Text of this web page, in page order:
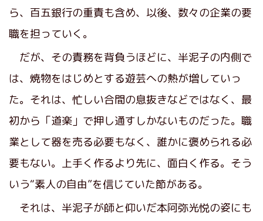
ら、百五銀行の重責も含め、以後、数々の企業の要
職を担っていく。
だが、その責務を背負うほどに、半泥子の内側で
は、焼物をはじめとする遊芸への熱が増していっ
た。それは、忙しい合間の息抜きなどではなく、最
初から「道楽」で押し通すしかないものだった。職
業として器を売る必要もなく、誰かに褒められる必
要もない。上手く作るより先に、面白く作る。そう
いう“素人の自由”を信じていた節がある。
それは、半泥子が師と仰いだ本阿弥光悦の姿にも